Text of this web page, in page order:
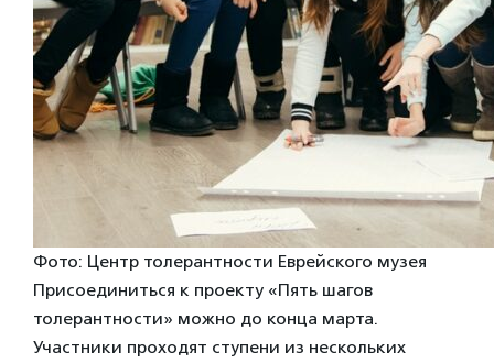
Фото: Центр толерантности Еврейского музея
Присоединиться к проекту «Пять шагов
толерантности» можно до конца марта.
Участники проходят ступени из нескольких